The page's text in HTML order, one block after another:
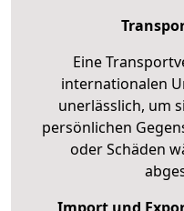
Eine
internationalen
unerlässlich, um
persönlichen
oder Schäden